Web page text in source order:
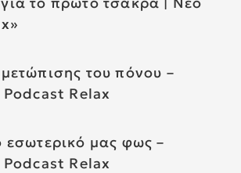
του πόνου –
Podcast Relax
εσωτερικό μας φως –
Podcast Relax